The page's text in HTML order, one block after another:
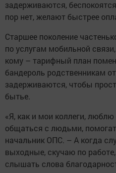
задерживаются,
пор нет, желают ­быс­трее
Старшее поколение
по ­услугам мобильной
кому – тарифный план
бандероль родственникам
задерживаются, чтобы
бытье.
«Я, как и мои коллеги,
общаться с людьми,
начальник ОПС. – А когда
выходные, скучаю по
слышать слова